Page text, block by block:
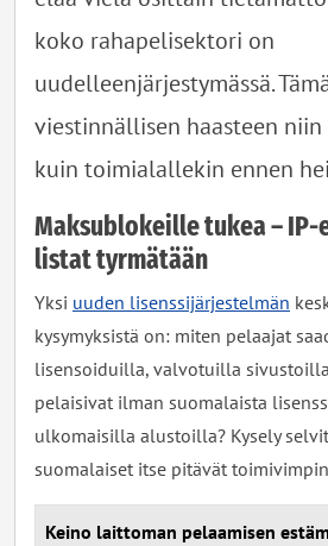
koko rahapelisektori on
uudelleenjärjestymässä.
viestinnällisen haasteen
kuin toimialallekin ennen
Maksublokeille tukea –
listat tyrmätään
Yksi uuden lisenssijärjestelmän
kysymyksistä on: miten pelaajat
lisensoiduilla, valvotuilla
pelaisivat ilman suomalaista
ulkomaisilla alustoilla? Kysely
suomalaiset itse pitävät
Keino laittoman pelaamisen